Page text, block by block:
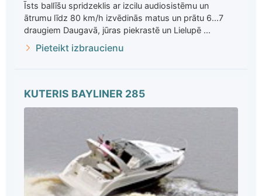
Īsts ballīšu spridzeklis ar izcilu audiosistēmu un
ātrumu līdz 80 km/h izvēdinās matus un prātu 6...7
draugiem Daugavā, jūras piekrastē un Lielupē ...
Pieteikt izbraucienu
KUTERIS BAYLINER 285